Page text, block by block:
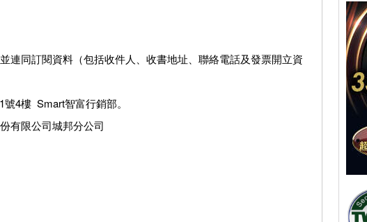
連同訂閱資料（包括收件人、收書地址、聯絡電話及發票開立資
4樓 Smart智富行銷部。
有限公司城邦分公司